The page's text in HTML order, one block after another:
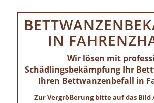
IN
Wir lösen mit
Schädlingsbekämpfung Ihr
Ihren Bettwanzenbefall in
Zur Vergrößerung bitte auf das Bild